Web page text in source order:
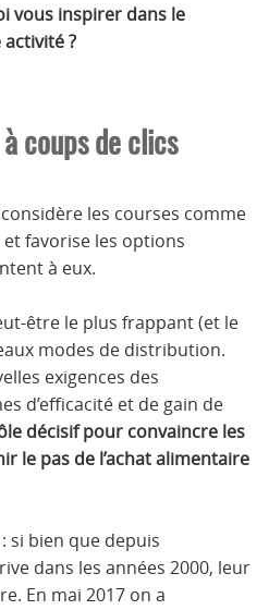
vous inspirer dans le
?
coups de clics
les courses comme
favorise les options
à eux.
être le plus frappant (et le
modes de distribution.
exigences des
d’efficacité et de gain de
décisif pour convaincre les
le pas de l’achat alimentaire
si bien que depuis
dans les années 2000, leur
En mai 2017 on a